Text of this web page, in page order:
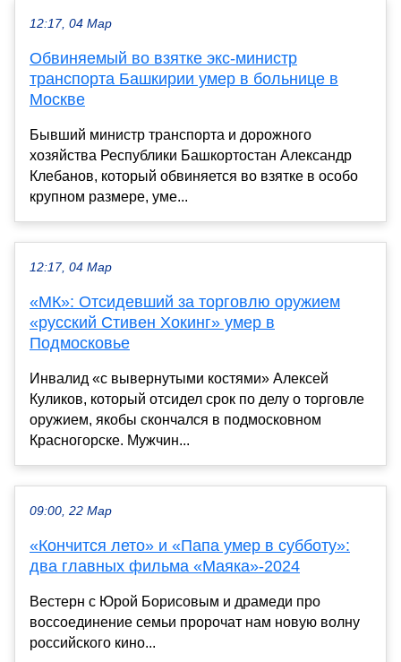
12:17, 04 Мар
Обвиняемый во взятке экс-министр
транспорта Башкирии умер в больнице в
Москве
Бывший министр транспорта и дорожного
хозяйства Республики Башкортостан Александр
Клебанов, который обвиняется во взятке в особо
крупном размере, уме...
12:17, 04 Мар
«МК»: Отсидевший за торговлю оружием
«русский Стивен Хокинг» умер в
Подмосковье
Инвалид «с вывернутыми костями» Алексей
Куликов, который отсидел срок по делу о торговле
оружием, якобы скончался в подмосковном
Красногорске. Мужчин...
09:00, 22 Мар
«Кончится лето» и «Папа умер в субботу»:
два главных фильма «Маяка»-2024
Вестерн с Юрой Борисовым и драмеди про
воссоединение семьи пророчат нам новую волну
российского кино...